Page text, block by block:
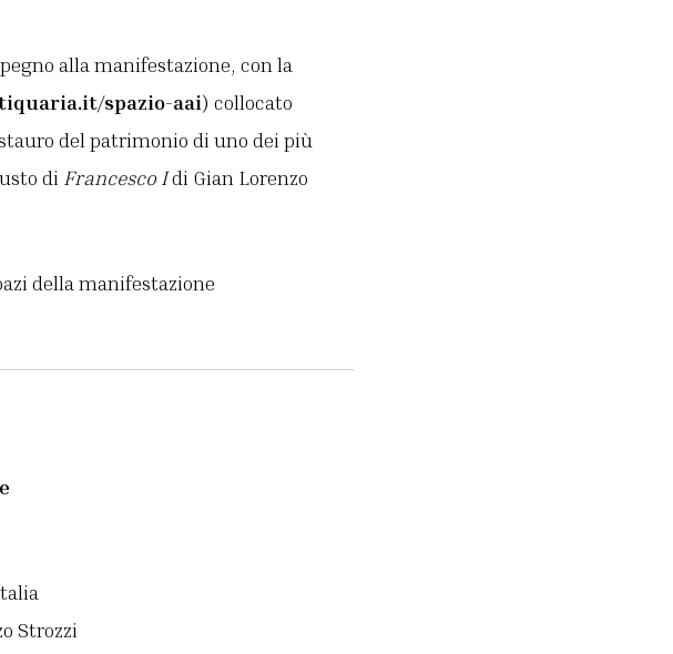
alla manifestazione, con la
spazio-aai) collocato
del patrimonio di uno dei più
di Francesco Idi Gian Lorenzo
della manifestazione
Strozzi